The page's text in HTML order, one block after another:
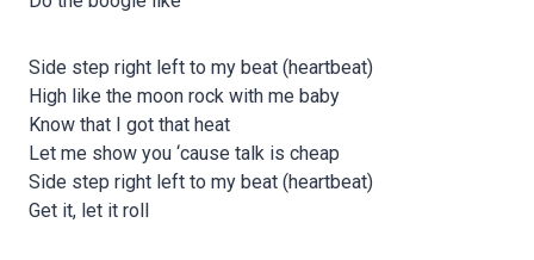
Side step right left to my beat (heartbeat)
High like the moon rock with me baby
Know that I got that heat
Let me show you ‘cause talk is cheap
Side step right left to my beat (heartbeat)
Get it, let it roll